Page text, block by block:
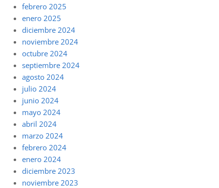
febrero 2025
enero 2025
diciembre 2024
noviembre 2024
octubre 2024
septiembre 2024
agosto 2024
julio 2024
junio 2024
mayo 2024
abril 2024
marzo 2024
febrero 2024
enero 2024
diciembre 2023
noviembre 2023